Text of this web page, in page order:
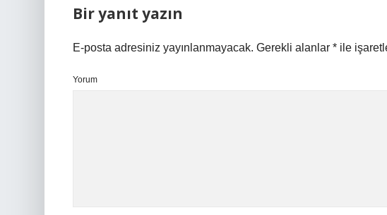
Bir yanıt yazın
E-posta adresiniz yayınlanmayacak. Gerekli alanlar * ile
Yorum